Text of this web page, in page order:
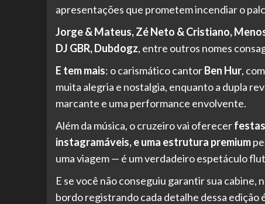
apresentações que prometem incendiar o
Jorge & Mateus, Zé Neto & Cristiano,
DJ GBR, Dubdogz, entre outros nomes
E tem mais: o carismático cantorBen Hur,
muita alegria e nostalgia, enquanto a dupla
marcante e uma performance envolvente.
Além da música, o cruzeiro vai oferecer
instagramáveis, e uma estrutura premium
uma viagem — é um verdadeiro espetáculo
E se você não conseguiu garantir sua cabine,
bordo registrando cada detalhe dessa edição